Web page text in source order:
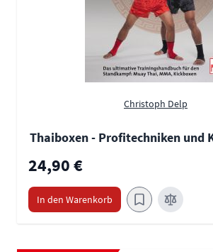
Christoph Delp
Thaiboxen - Profitechniken und
24,90 €
In den Warenkorb